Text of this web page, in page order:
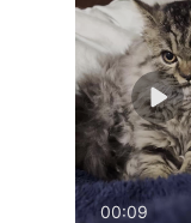
00:09